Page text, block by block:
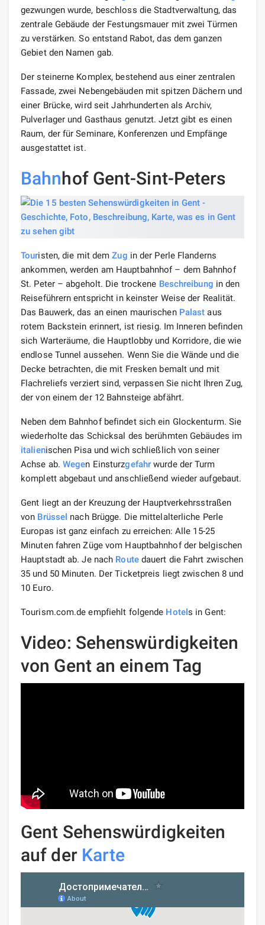
gezwungen wurde, beschloss die Stadtverwaltung, das
zentrale Gebäude der Festungsmauer mit zwei Türmen
zu verstärken. So entstand Rabot, das dem ganzen
Gebiet den Namen gab.
Der steinerne Komplex, bestehend aus einer zentralen
Fassade, zwei Nebengebäuden mit spitzen Dächern und
einer Brücke, wird seit Jahrhunderten als Archiv,
Pulverlager und Gasthaus genutzt. Jetzt gibt es einen
Raum, der für Seminare, Konferenzen und Empfänge
ausgestattet ist.
Bahnhof Gent-Sint-Peters
Touristen, die mit demZug in der Perle Flanderns
ankommen, werden am Hauptbahnhof – dem Bahnhof
St. Peter – abgeholt. Die trockene Beschreibung in den
Reiseführern entspricht in keinster Weise der Realität.
Das Bauwerk, das an einen maurischen Palast aus
rotem Backstein erinnert, ist riesig. Im Inneren befinden
sich Warteräume, die Hauptlobby und Korridore, die wie
endlose Tunnel aussehen. Wenn Sie die Wände und die
Decke betrachten, die mit Fresken bemalt und mit
Flachreliefs verziert sind, verpassen Sie nicht Ihren Zug,
der von einem der 12 Bahnsteige abfährt.
Neben dem Bahnhof befindet sich ein Glockenturm. Sie
wiederholte das Schicksal des berühmten Gebäudes im
italienischen Pisa und wich schließlich von seiner
Achse ab. Wegen Einsturzgefahr wurde der Turm
komplett abgebaut und anschließend wieder aufgebaut.
Gent liegt an der Kreuzung der Hauptverkehrsstraßen
von Brüssel nach Brügge. Die mittelalterliche Perle
Europas ist ganz einfach zu erreichen: Alle 15-25
Minuten fahren Züge vom Hauptbahnhof der belgischen
Hauptstadt ab. Je nach Routedauert die Fahrt zwischen
35 und 50 Minuten. Der Ticketpreis liegt zwischen 8 und
10 Euro.
Tourism.com.de empfiehlt folgende Hotels in Gent:
Video: Sehenswürdigkeiten
von Gent an einem Tag
Gent Sehenswürdigkeiten
auf der Karte